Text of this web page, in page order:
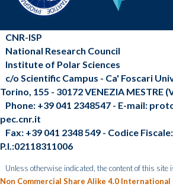
CNR-ISP
National Research Council
Institute of Polar Sciences
c/o Scientific Campus - Ca' Foscari
Torino, 155 - 30172 VENEZIA MESTRE
Phone: +39 041 2348547 - E-mail:
pec.cnr.it
Fax: +39 041 2348 549 - Codice
P.I.:02118311006
Unless otherwise indicated, the content of this site
Non Commercial Share Alike 4.0 International